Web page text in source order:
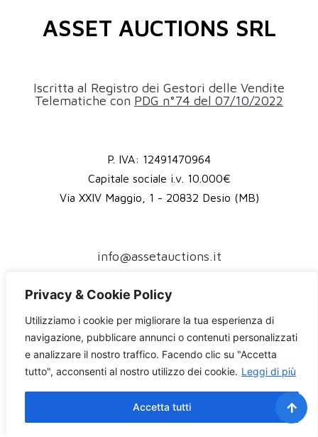
Privacy & Cookie Policy
Utilizziamo i cookie per migliorare la tua esperienza di
navigazione, pubblicare annunci o contenuti personalizzati
e analizzare il nostro traffico. Facendo clic su "Accetta
tutto", acconsenti al nostro utilizzo dei cookie. Leggi di più
Accetta tutti
ASSET AUCTIONS SRL
Iscritta al Registro dei Gestori delle Vendite
Telematiche con PDG n°74 del 07/10/2022
P. IVA: 12491470964
Capitale sociale i.v. 10.000€
Via XXIV Maggio, 1 - 20832 Desio (MB)
info@assetauctions.it
Accesso riservato all'autorità giudiziaria
Privacy Policy